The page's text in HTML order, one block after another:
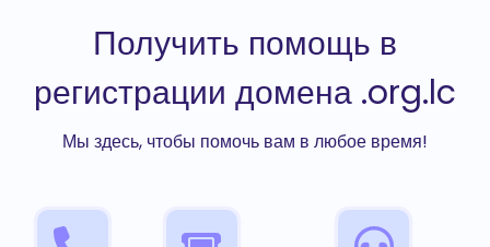
Получить помощь в
регистрации домена .org.lc
Мы здесь, чтобы помочь вам в любое время!